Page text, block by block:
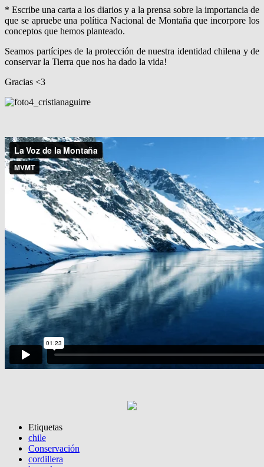
* Escribe una carta a los diarios y a la prensa sobre la importancia de
que se apruebe una política Nacional de Montaña que incorpore los
conceptos que hemos planteado.
Seamos partícipes de la protección de nuestra identidad chilena y de
conservar la Tierra que nos ha dado la vida!
Gracias <3
Etiquetas
chile
Conservación
cordillera